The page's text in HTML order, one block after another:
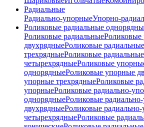
Радиальные
Радиально-упорныеУпорно-
Роликовые радиальные
Роликовые радиальныеРоликовые
двухрядныеРоликовые радиальные
трехрядныеРоликовые радиальные
четырехрядныеРоликовые
однорядныеРоликовые упорные
упорные трехрядныеРоликовые
упорныеРоликовые радиально-
однорядныеРоликовые
двухрядныеРоликовые
четырехрядныеРоликовые